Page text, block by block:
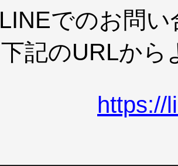
LINEでのお問
下記のURLから
https://